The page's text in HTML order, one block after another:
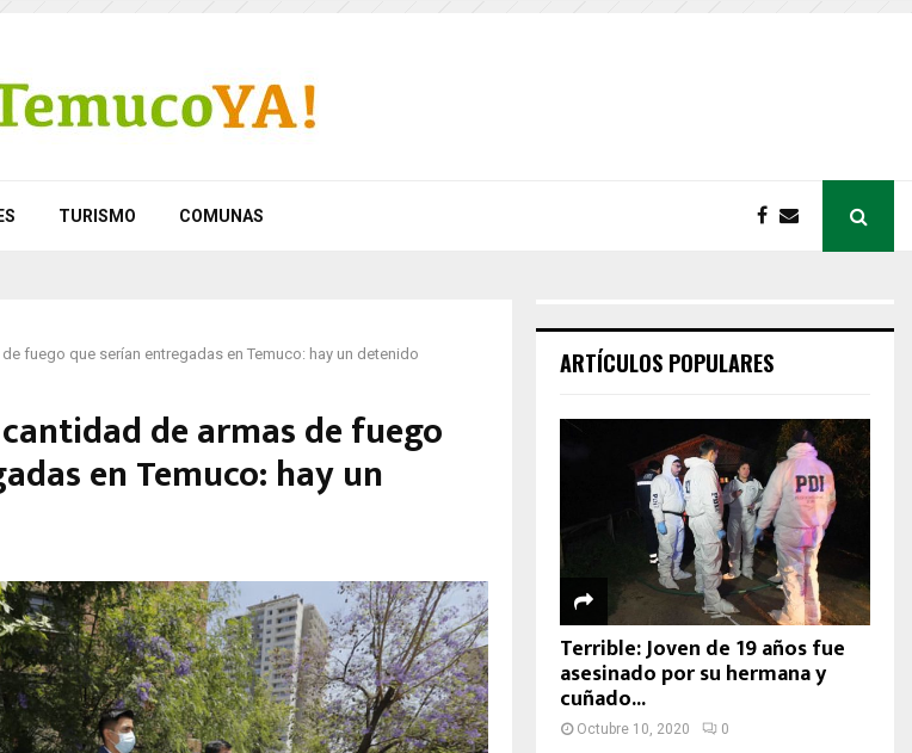
TURISMO COMUNAS
fuego que serían entregadas en Temuco: hay un detenido
de armas de fuego
en Temuco: hay un
ARTÍCULOS POPULARES
Terrible: Joven de 19 años fue
asesinado por su hermana y
cuñado...
Octubre 10, 2020 0